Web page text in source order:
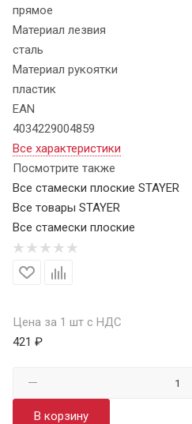
прямое
Материал лезвия
сталь
Материал рукоятки
пластик
EAN
4034229004859
Все характеристики
Посмотрите также
Все стамески плоские STAYER
Все товары STAYER
Все стамески плоские
Цена за 1 шт с НДС
421 ₽
В корзину